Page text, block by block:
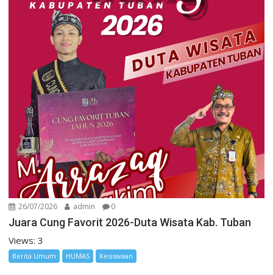
26/07/2026 admin 0
Juara Cung Favorit 2026-Duta Wisata Kab. Tuban
Views: 3
Berita Umum HUMAS Kesiswaan